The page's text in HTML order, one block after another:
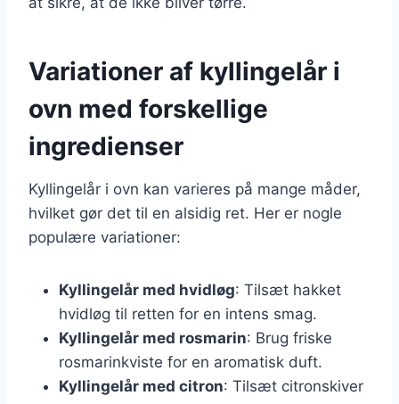
Variationer af kyllingelår i
ovn med forskellige
ingredienser
Kyllingelår i ovn kan varieres på mange måder,
hvilket gør det til en alsidig ret. Her er nogle
populære variationer:
Kyllingelår med hvidløg: Tilsæt hakket
hvidløg til retten for en intens smag.
Kyllingelår med rosmarin: Brug friske
rosmarinkviste for en aromatisk duft.
Kyllingelår med citron: Tilsæt citronskiver